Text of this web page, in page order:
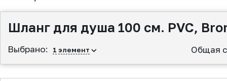
Шланг для душа 100 см. PVC,
Выбрано: 1 элемент Общая